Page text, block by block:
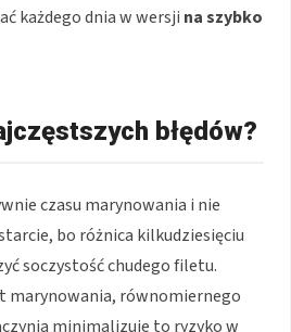
każdego dnia w wersji na szybko
błędów?
czasu marynowania i nie
bo różnica kilkudziesięciu
soczystość chudego filetu.
marynowania, równomiernego
minimalizuje to ryzyko w